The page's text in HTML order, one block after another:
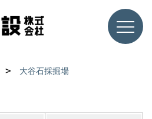
大谷石採掘場